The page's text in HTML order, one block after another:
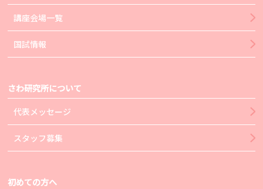
講座会場一覧
国試情報
さわ研究所について
代表メッセージ
スタッフ募集
初めての方へ